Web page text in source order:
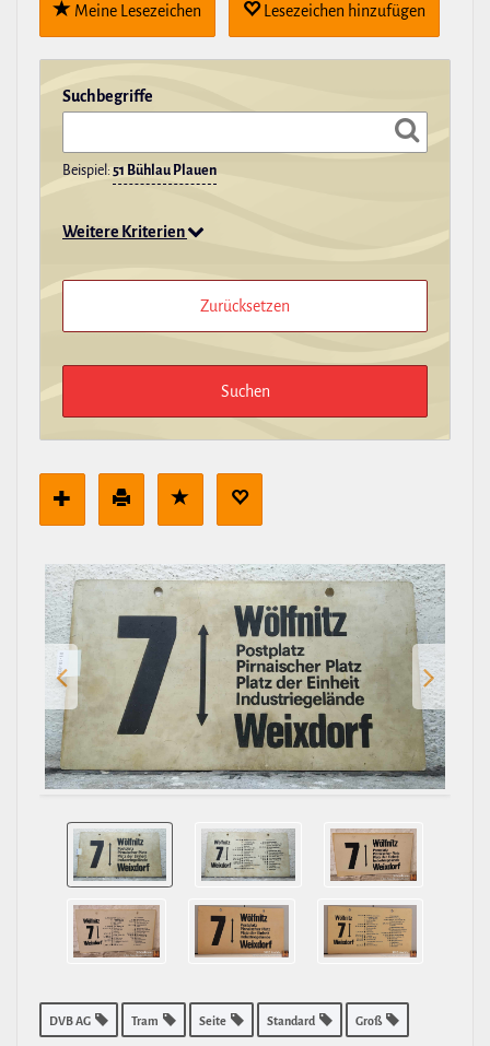
Meine Lese­zei­chen Lese­zei­chen hin­zu­fügen
Such­be­griffe
Beispiel: 51 Bühlau Plauen
Weitere Kriterien
DVB AG Tram Seite Standard Groß